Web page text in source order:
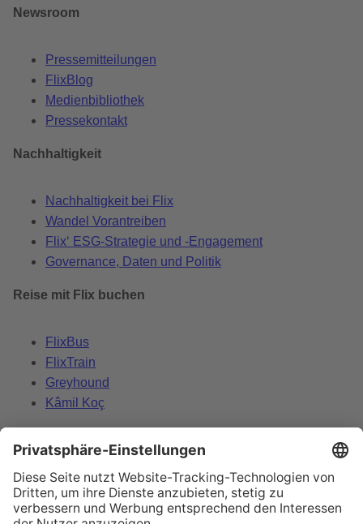
Newsroom
Pressemitteilungen
FlixBlog
Medienbibliothek
Pressekontakt
Nachhaltigkeit
Nachhaltigkeit bei Flix
Wandel Vorantreiben
Flix‘ ESG-Strategie und -Engagement
Governance, Daten und Politik
Reise mit Flix buchen
FlixBus
FlixTrain
Greyhound
Kâmil Koç